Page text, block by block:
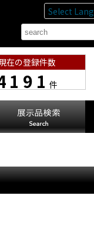
Select
在の登録件数
件